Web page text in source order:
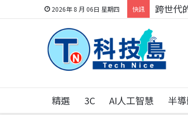
2026年 8 月 06日 星期四 快訊 跨世代
精選 3C AI人工智慧 半